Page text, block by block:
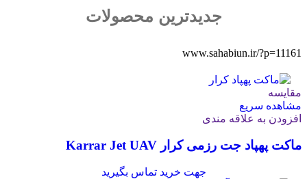
جدیدترین محصولات
www.sahabiun.ir/?p=11161
مقایسه
مشاهده سریع
افزودن به علاقه مندی
ماکت پهپاد جت رزمی کرار Karrar Jet UAV
جهت خرید تماس بگیرید